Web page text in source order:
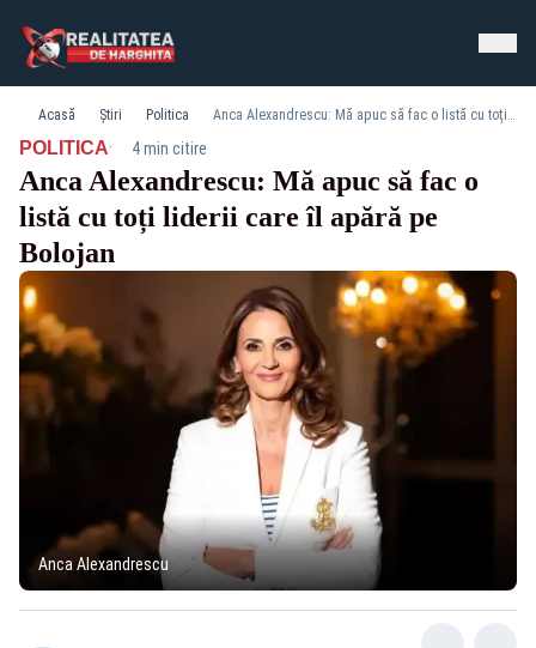
Acasă Știri Politica Anca Alexandrescu: Mă apuc să fac o listă cu toți liderii care îl apără pe Bolojan
POLITICA· 4 min citire
Anca Alexandrescu: Mă apuc să fac o
listă cu toți liderii care îl apără pe
Bolojan
Anca Alexandrescu